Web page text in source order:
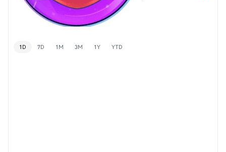
1D 7D 1M 3M 1Y YTD